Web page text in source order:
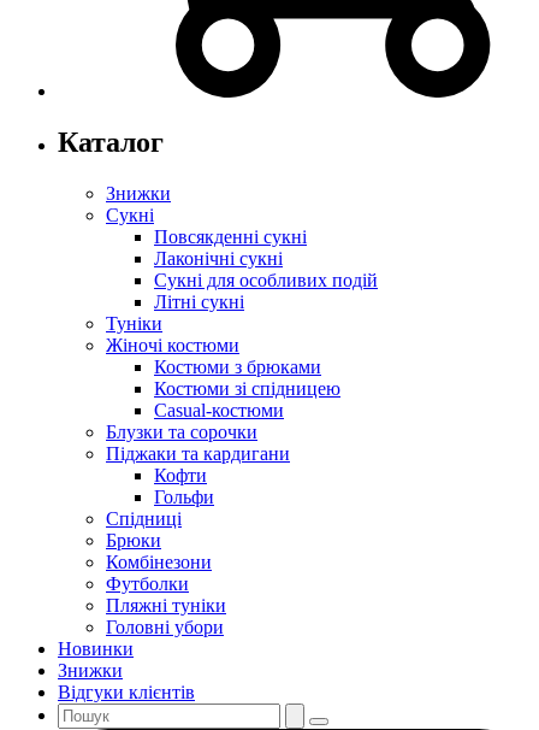
Каталог
Знижки
Сукні
Повсякденні сукні
Лаконічні сукні
Сукні для особливих подій
Літні сукні
Туніки
Жіночі костюми
Костюми з брюками
Костюми зі спідницею
Casual-костюми
Блузки та сорочки
Піджаки та кардигани
Кофти
Гольфи
Спідниці
Брюки
Комбінезони
Футболки
Пляжні туніки
Головні убори
Новинки
Знижки
Відгуки клієнтів